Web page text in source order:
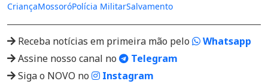
CriançaMossoróPolícia MilitarSalvamento
Receba notícias em primeira mão pelo
Whatsapp
Assine nosso canal no
Telegram
Siga o NOVO no
Instagram